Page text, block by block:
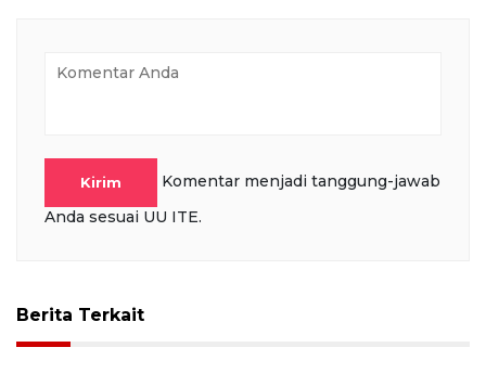
Kirim
Komentar menjadi tanggung-jawab
Anda sesuai UU ITE.
Berita Terkait